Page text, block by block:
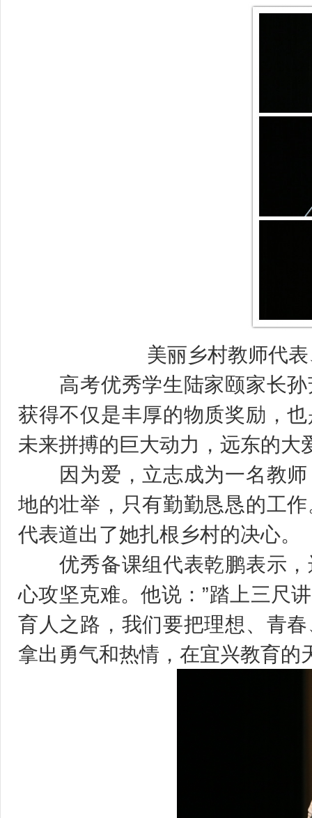
美丽乡村教师代表
高考优秀学生陆家颐家长孙
获得不仅是丰厚的物质奖励，
未来拼搏的巨大动力，远东的
因为爱，立志成为一名教师
地的壮举，只有勤勤恳恳的工
代表道出了她扎根乡村的决心。
优秀备课组代表乾鹏表示，
心攻坚克难。他说：”踏上三尺
育人之路，我们要把理想、青
拿出勇气和热情，在宜兴教育的